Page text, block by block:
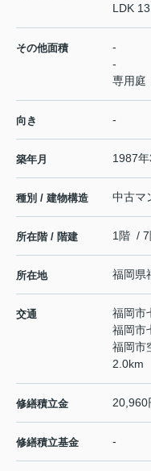
LDK
その他面積
-
-
専用庭
向き -
築年月 1987
種別 / 建物構造 中古マ
所在階 / 階建 1階 / 7
所在地 福岡県
交通 福岡市
福岡市
福岡市
2.0km
修繕積立金 20,960
修繕積立基金 -